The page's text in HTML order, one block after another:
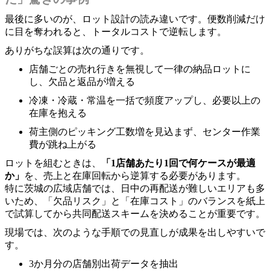
最後に多いのが、ロット設計の読み違いです。便数削減だけ
に目を奪われると、トータルコストで逆転します。
ありがちな誤算は次の通りです。
店舗ごとの売れ行きを無視して一律の納品ロットに
し、欠品と返品が増える
冷凍・冷蔵・常温を一括で頻度アップし、必要以上の
在庫を抱える
荷主側のピッキング工数増を見込まず、センター作業
費が跳ね上がる
ロットを組むときは、
「1店舗あたり1回で何ケースが最適
か」 を、売上と在庫回転から逆算する必要があります。
特に茨城の広域店舗では、日中の再配送が難しいエリアも多
いため、「欠品リスク」と「在庫コスト」のバランスを紙上
で試算してから共同配送スキームを決めることが重要です。
現場では、次のような手順での見直しが成果を出しやすいで
す。
3か月分の店舗別出荷データを抽出